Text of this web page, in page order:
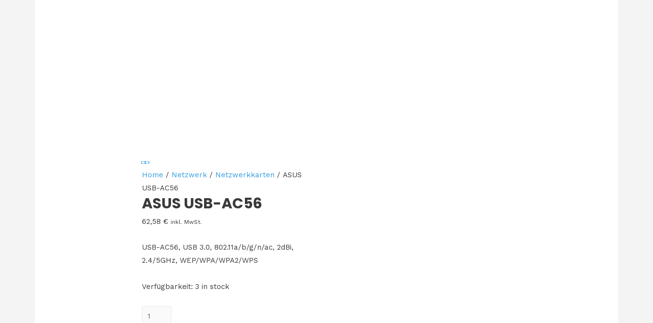
Home / Netzwerk / Netzwerkkarten / ASUS
USB-AC56
ASUS USB-AC56
62,58€ inkl. MwSt.
USB-AC56, USB 3.0, 802.11a/b/g/n/ac, 2dBi,
2.4/5GHz, WEP/WPA/WPA2/WPS
Verfügbarkeit: 3 in stock
ASUS